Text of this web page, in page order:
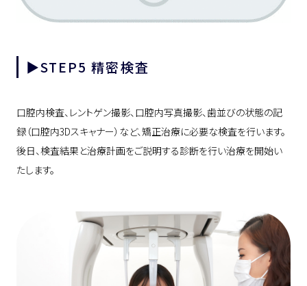
▶︎STEP5 精密検査
口腔内検査、レントゲン撮影、口腔内写真撮影、歯並びの状態の記
録（口腔内3Dスキャナー）など、矯正治療に必要な検査を行います。
後日、検査結果と治療計画をご説明する診断を行い治療を開始い
たします。